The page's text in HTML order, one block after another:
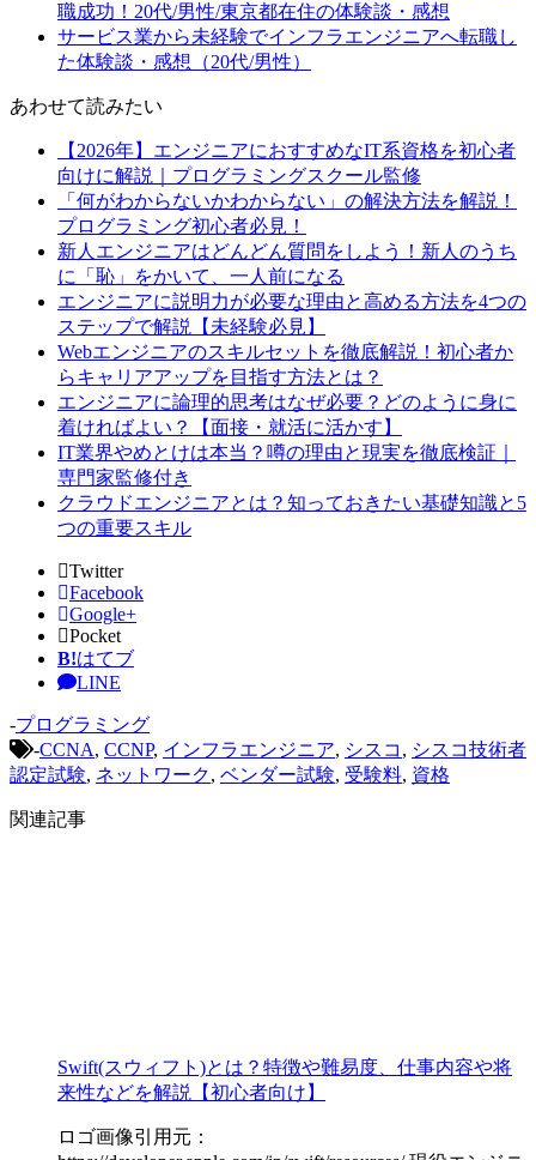
職成功！20代/男性/東京都在住の体験談・感想
サービス業から未経験でインフラエンジニアへ転職し
た体験談・感想（20代/男性）
あわせて読みたい
【2026年】エンジニアにおすすめなIT系資格を初心者
向けに解説｜プログラミングスクール監修
「何がわからないかわからない」の解決方法を解説！
プログラミング初心者必見！
新人エンジニアはどんどん質問をしよう！新人のうち
に「恥」をかいて、一人前になる
エンジニアに説明力が必要な理由と高める方法を4つの
ステップで解説【未経験必見】
Webエンジニアのスキルセットを徹底解説！初心者か
らキャリアアップを目指す方法とは？
エンジニアに論理的思考はなぜ必要？どのように身に
着ければよい？【面接・就活に活かす】
IT業界やめとけは本当？噂の理由と現実を徹底検証｜
専門家監修付き
クラウドエンジニアとは？知っておきたい基礎知識と5
つの重要スキル
Twitter
Facebook
Google+
Pocket
B!はてブ
LINE
-プログラミング
-CCNA, CCNP, インフラエンジニア, シスコ , シスコ技術者
認定試験, ネットワーク, ベンダー試験, 受験料, 資格
関連記事
Swift(スウィフト)とは？特徴や難易度、仕事内容や将
来性などを解説【初心者向け】
ロゴ画像引用元：